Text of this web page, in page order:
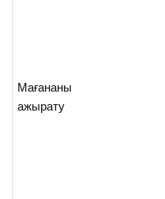
Мағананы
ажырату